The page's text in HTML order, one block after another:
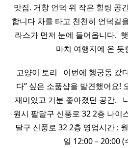
맛집. 거창 언덕 위 작은 힐링 공
합니다 차를 타고 천천히 언덕길
라스가 먼저 눈에 들어옵니다.
마치 여행지에 온
고양이 토리 ​ ​ 이번에 행궁동 갔
다” 싶은 소품샵을 발견했어요!
재미있고 기분 좋아졌던 공간.
원시 팔달구 신풍로 32 2층 나이
달구 신풍로 32 2층 영업시간 :
일 12:00 – 20:00